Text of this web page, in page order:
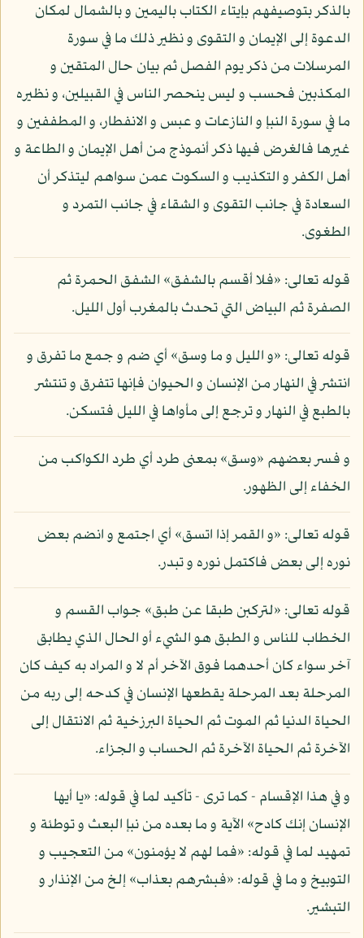
بالذكر بتوصيفهم بإيتاء الكتاب باليمين و بالشمال لمكان
الدعوة إلى الإيمان و التقوى و نظير ذلك ما في سورة
المرسلات من ذكر يوم الفصل ثم بيان حال المتقين و
المكذبين فحسب و ليس ينحصر الناس في القبيلين، و نظيره
ما في سورة النبإ و النازعات و عبس و الانفطار، و المطففين و
غيرها فالغرض فيها ذكر أنموذج من أهل الإيمان و الطاعة و
أهل الكفر و التكذيب و السكوت عمن سواهم ليتذكر أن
السعادة في جانب التقوى و الشقاء في جانب التمرد و
الطغوى.
قوله تعالى: «فلا أقسم بالشفق» الشفق الحمرة ثم
الصفرة ثم البياض التي تحدث بالمغرب أول الليل.
قوله تعالى: «و الليل و ما وسق» أي ضم و جمع ما تفرق و
انتشر في النهار من الإنسان و الحيوان فإنها تتفرق و تنتشر
بالطبع في النهار و ترجع إلى مأواها في الليل فتسكن.
و فسر بعضهم «وسق» بمعنى طرد أي طرد الكواكب من
الخفاء إلى الظهور.
قوله تعالى: «و القمر إذا اتسق» أي اجتمع و انضم بعض
نوره إلى بعض فاكتمل نوره و تبدر.
قوله تعالى: «لتركبن طبقا عن طبق» جواب القسم و
الخطاب للناس و الطبق هو الشيء أو الحال الذي يطابق
آخر سواء كان أحدهما فوق الآخر أم لا و المراد به كيف كان
المرحلة بعد المرحلة يقطعها الإنسان في كدحه إلى ربه من
الحياة الدنيا ثم الموت ثم الحياة البرزخية ثم الانتقال إلى
الآخرة ثم الحياة الآخرة ثم الحساب و الجزاء.
و في هذا الإقسام - كما ترى - تأكيد لما في قوله: «يا أيها
الإنسان إنك كادح» الآية و ما بعده من نبإ البعث و توطئة و
تمهيد لما في قوله: «فما لهم لا يؤمنون» من التعجيب و
التوبيخ و ما في قوله: «فبشرهم بعذاب» إلخ من الإنذار و
التبشير.